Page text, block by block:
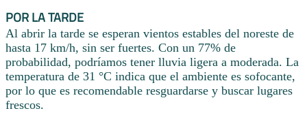
POR LA TARDE
Al abrir la tarde se esperan vientos estables del noreste de
hasta 17 km/h, sin ser fuertes. Con un 77% de
probabilidad, podríamos tener lluvia ligera a moderada. La
temperatura de 31 °C indica que el ambiente es sofocante,
por lo que es recomendable resguardarse y buscar lugares
frescos.